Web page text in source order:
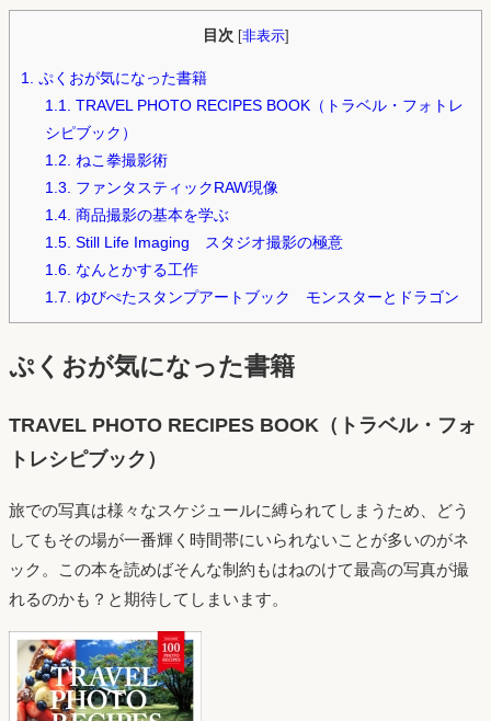
目次 [非表示]
1. ぷくおが気になった書籍
1.1. TRAVEL PHOTO RECIPES BOOK（トラベル・フォトレ
シピブック）
1.2. ねこ拳撮影術
1.3. ファンタスティックRAW現像
1.4. 商品撮影の基本を学ぶ
1.5. Still Life Imaging スタジオ撮影の極意
1.6. なんとかする工作
1.7. ゆびぺたスタンプアートブック モンスターとドラゴン
ぷくおが気になった書籍
TRAVEL PHOTO RECIPES BOOK（トラベル・フォ
トレシピブック）
旅での写真は様々なスケジュールに縛られてしまうため、どう
してもその場が一番輝く時間帯にいられないことが多いのがネ
ック。この本を読めばそんな制約もはねのけて最高の写真が撮
れるのかも？と期待してしまいます。